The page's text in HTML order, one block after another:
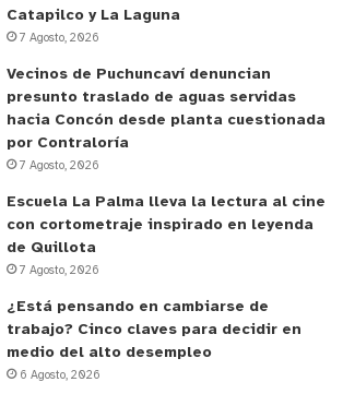
Catapilco y La Laguna
7 Agosto, 2026
Vecinos de Puchuncaví denuncian
presunto traslado de aguas servidas
hacia Concón desde planta cuestionada
por Contraloría
7 Agosto, 2026
Escuela La Palma lleva la lectura al cine
con cortometraje inspirado en leyenda
de Quillota
7 Agosto, 2026
¿Está pensando en cambiarse de
trabajo? Cinco claves para decidir en
medio del alto desempleo
6 Agosto, 2026